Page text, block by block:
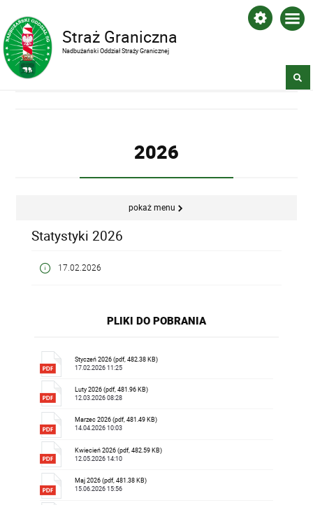
Straż Graniczna
Nadbużański Oddział Straży Granicznej
2026
pokaż menu
Statystyki 2026
17.02.2026
PLIKI DO POBRANIA
Styczeń 2026 (pdf, 482.38 KB)
17.02.2026 11:25
Luty 2026 (pdf, 481.96 KB)
12.03.2026 08:28
Marzec 2026 (pdf, 481.49 KB)
14.04.2026 10:03
Kwiecień 2026 (pdf, 482.59 KB)
12.05.2026 14:10
Maj 2026 (pdf, 481.38 KB)
15.06.2026 15:56